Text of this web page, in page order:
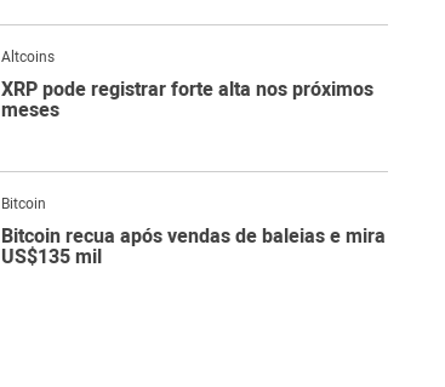
Altcoins
XRP pode registrar forte alta nos próximos
meses
Bitcoin
Bitcoin recua após vendas de baleias e mira
US$135 mil